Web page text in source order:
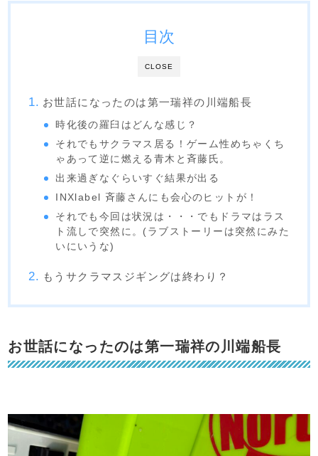
CLOSE
目次
お世話になったのは第一瑞祥の川端船長
時化後の羅臼はどんな感じ？
それでもサクラマス居る！ゲーム性めちゃくち
ゃあって逆に燃える青木と斉藤氏。
出来過ぎなぐらいすぐ結果が出る
INXlabel 斉藤さんにも会心のヒットが！
それでも今回は状況は・・・でもドラマはラス
ト流しで突然に。(ラブストーリーは突然にみた
いにいうな)
もうサクラマスジギングは終わり？
お世話になったのは第一瑞祥の川端船長